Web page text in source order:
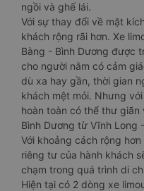
ngồi và ghế lái.
Với sự thay đổi về mặt
khách rộng rãi hơn. Xe
Bàng - Bình Dương được
cho người nằm có cảm
dù xa hay gần, thời gian
khách mệt mỏi. Nhưng
hoàn toàn có thể thư
Bình Dương từ Vĩnh Long
Với khoảng cách rộng
riêng tư của hành khách
chạm trong quá trình di
Hiện tại có 2 dòng xe